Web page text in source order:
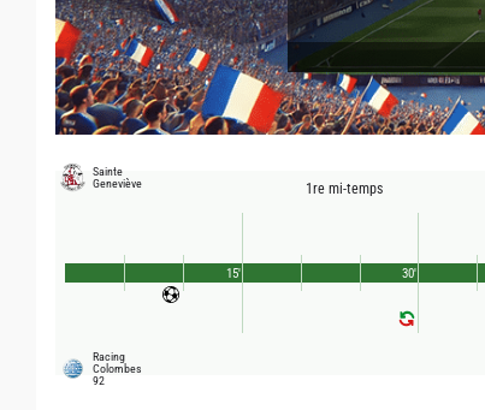
Sainte
Geneviève
1re mi-temps
Racing
Colombes
92
15' 30'